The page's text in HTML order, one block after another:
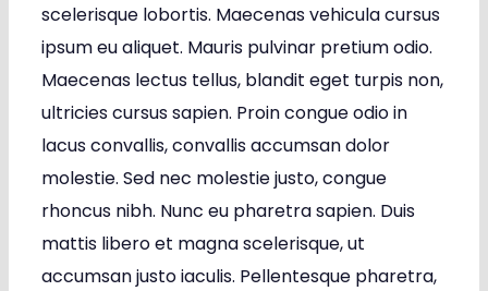
scelerisque lobortis. Maecenas vehicula cursus
ipsum eu aliquet. Mauris pulvinar pretium odio.
Maecenas lectus tellus, blandit eget turpis non,
ultricies cursus sapien. Proin congue odio in
lacus convallis, convallis accumsan dolor
molestie. Sed nec molestie justo, congue
rhoncus nibh. Nunc eu pharetra sapien. Duis
mattis libero et magna scelerisque, ut
accumsan justo iaculis. Pellentesque pharetra,